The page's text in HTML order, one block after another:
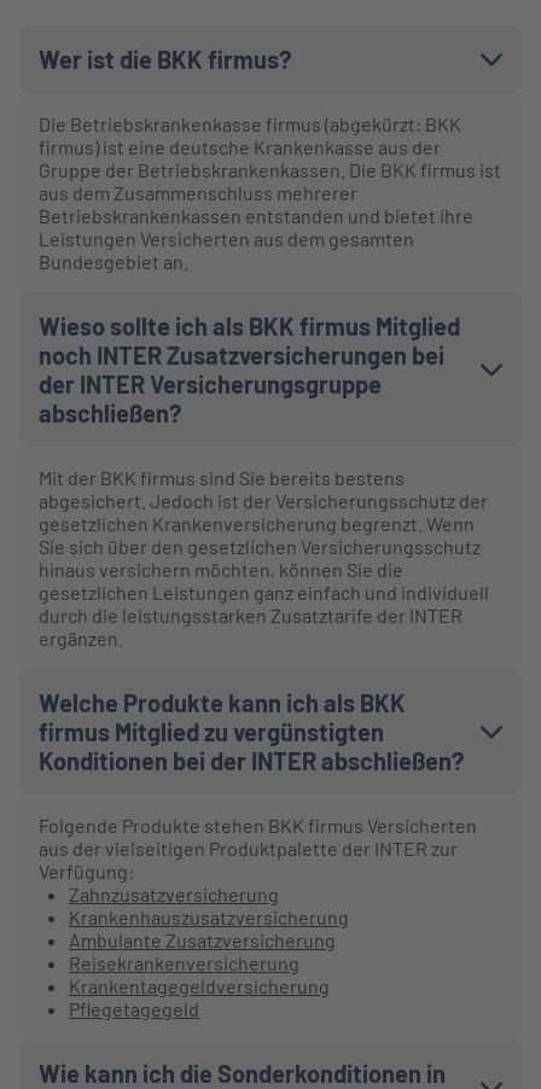
Wer ist die BKK firmus?
Die Betriebskrankenkasse firmus (abgekürzt: BKK
firmus) ist eine deutsche Krankenkasse aus der
Gruppe der Betriebskrankenkassen. Die BKK firmus ist
aus dem Zusammenschluss mehrerer
Betriebskrankenkassen entstanden und bietet ihre
Leistungen Versicherten aus dem gesamten
Bundesgebiet an.
Wieso sollte ich als BKK firmus Mitglied
noch INTER Zusatzversicherungen bei
der INTER Versicherungsgruppe
abschließen?
Mit der BKK firmus sind Sie bereits bestens
abgesichert. Jedoch ist der Versicherungsschutz der
gesetzlichen Krankenversicherung begrenzt. Wenn
Sie sich über den gesetzlichen Versicherungsschutz
hinaus versichern möchten, können Sie die
gesetzlichen Leistungen ganz einfach und individuell
durch die leistungsstarken Zusatztarife der INTER
ergänzen.
Welche Produkte kann ich als BKK
firmus Mitglied zu vergünstigten
Konditionen bei der INTER abschließen?
Folgende Produkte stehen BKK firmus Versicherten
aus der vielseitigen Produktpalette der INTER zur
Verfügung:
Zahnzusatzversicherung
Krankenhauszusatzversicherung
Ambulante Zusatzversicherung
Reisekrankenversicherung
Krankentagegeldversicherung
Pflegetagegeld
Wie kann ich die Sonderkonditionen in